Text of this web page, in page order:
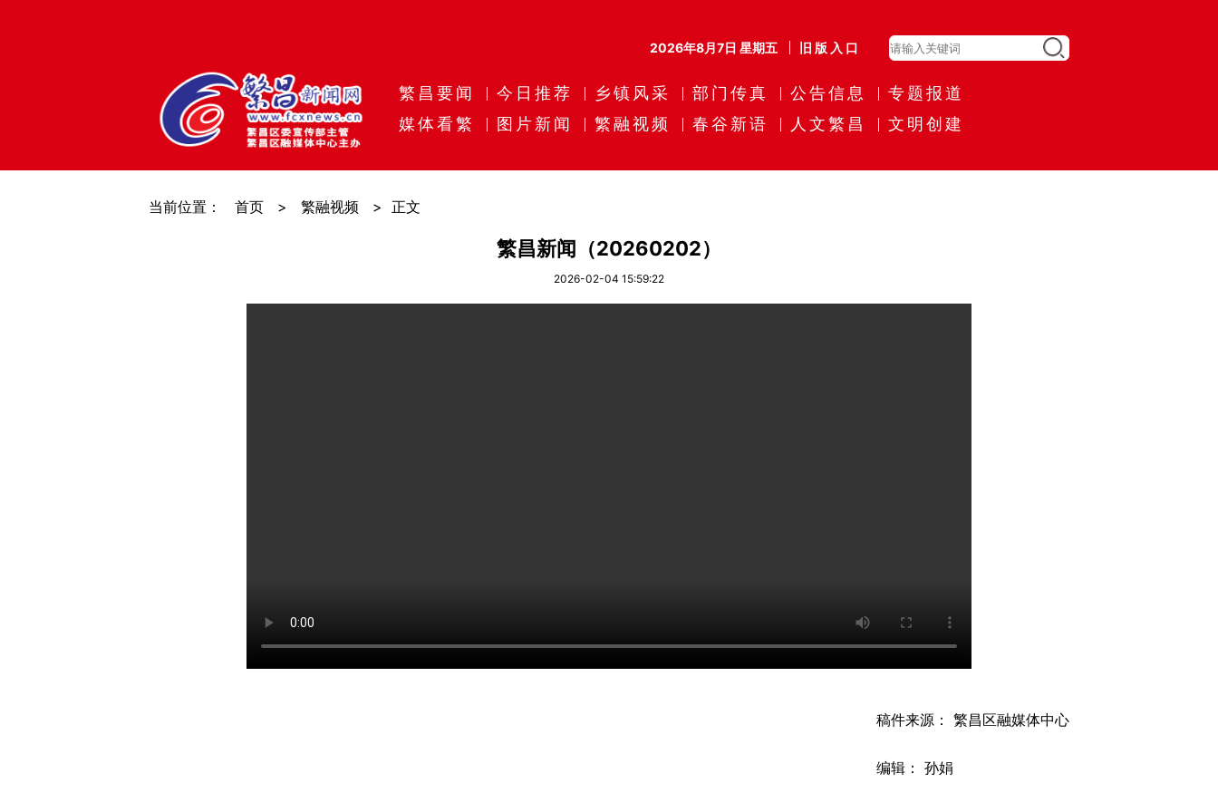
2026年8月7日 星期五 旧版入口
繁昌要闻 今日推荐 乡镇风采 部门传真 公告信息
专题报道
媒体看繁
图片新闻 繁融视频 春谷新语 人文繁昌 文明创建
当前位置： 首页 > 繁融视频 > 正文
繁昌新闻（20260202）
2026-02-04 15:59:22
稿件来源： 繁昌区融媒体中心
编辑： 孙娟